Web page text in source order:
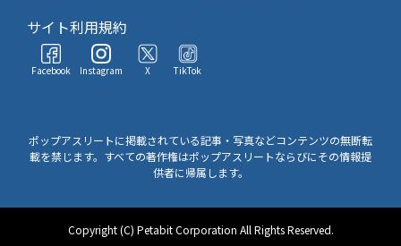
サイト利用規約
Facebook Instagram X TikTok
ポップアスリートに掲載されている記事・写真などコンテンツの無断転
載を禁じます。すべての著作権はポップアスリートならびにその情報提
供者に帰属します。
Copyright (C) Petabit Corporation All Rights Reserved.